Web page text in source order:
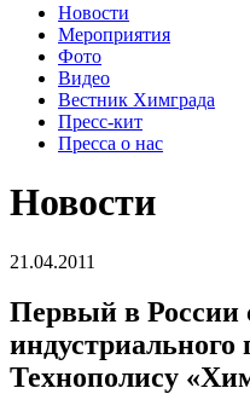
Новости
Мероприятия
Фото
Видео
Вестник Химграда
Пресс-кит
Пресса о нас
Новости
21.04.2011
Первый в России
индустриального
Технополису